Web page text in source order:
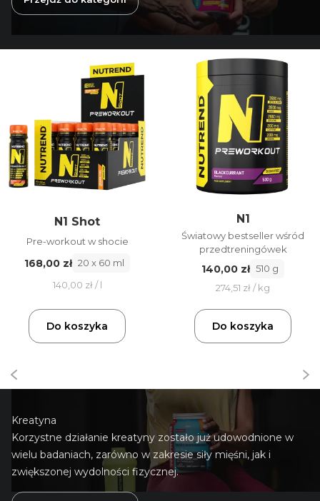
N1 Shot
Pre-workout w shocie
168,00 zł 20 x 60 ml
140,00 zł / l
Do koszyka
N1
Światowy bestseller wśród
przedtreningówek
140,00 zł 510 g
274,51 zł / kg
Do koszyka
Kreatyna
Korzystne działanie kreatyny zostało już udowodnione w
wielu badaniach, zarówno w zakresie siły mięśni, jak i
zwiększonej wydolności fizycznej.